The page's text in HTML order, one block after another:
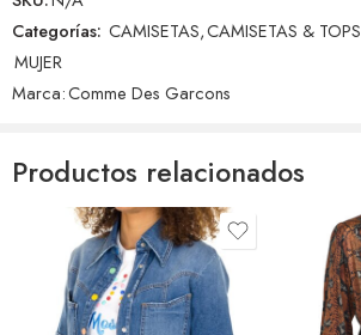
Categorías: CAMISETAS,CAMISETAS & TOPS
MUJER
Marca:Comme Des Garcons
Productos relacionados